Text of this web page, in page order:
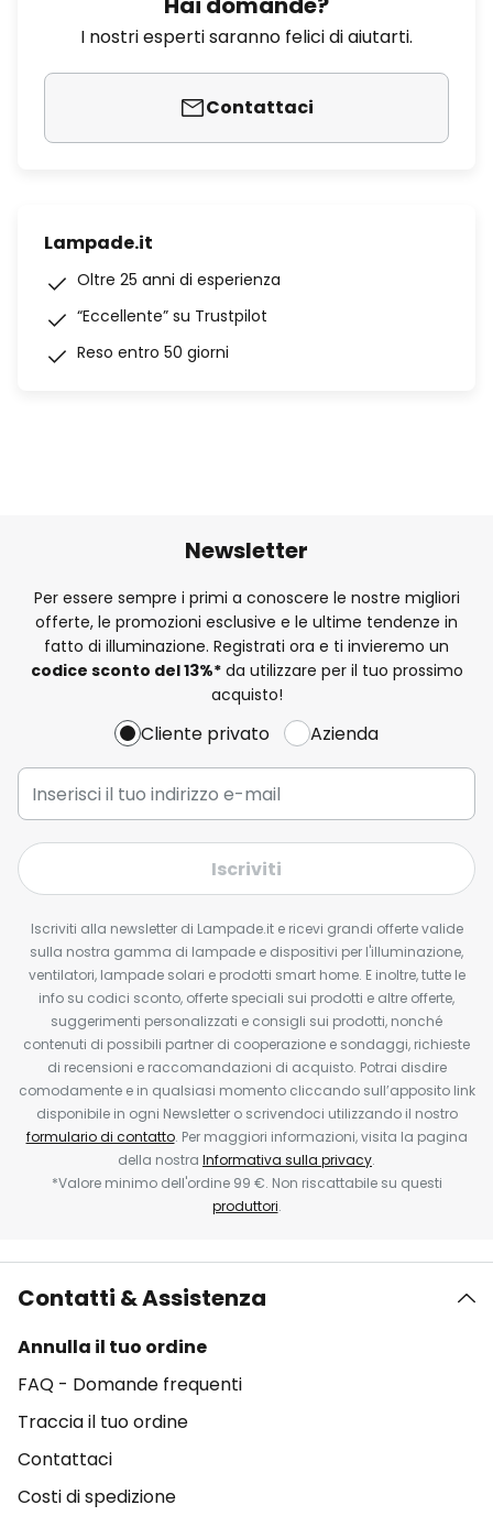
I nostri esperti saranno felici di aiutarti.
Contattaci
Lampade.it
Oltre 25 anni di esperienza
“Eccellente” su Trustpilot
Reso entro 50 giorni
Newsletter
Per essere sempre i primi a conoscere le nostre migliori
offerte, le promozioni esclusive e le ultime tendenze in
fatto di illuminazione. Registrati ora e ti invieremo un
codice sconto del13%*da utilizzare per il tuo prossimo
acquisto!
Cliente privato Azienda
Iscriviti
Iscriviti alla newsletter di Lampade.it e ricevi grandi offerte valide
sulla nostra gamma di lampade e dispositivi per l'illuminazione,
ventilatori, lampade solari e prodotti smart home. E inoltre, tutte le
info su codici sconto, offerte speciali sui prodotti e altre offerte,
suggerimenti personalizzati e consigli sui prodotti, nonché
contenuti di possibili partner di cooperazione e sondaggi, richieste
di recensioni e raccomandazioni di acquisto. Potrai disdire
comodamente e in qualsiasi momento cliccando sull’apposito link
disponibile in ogni Newsletter o scrivendoci utilizzando il nostro
formulario di contatto. Per maggiori informazioni, visita la pagina
della nostra Informativa sulla privacy.
*Valore minimo dell'ordine 99 €. Non riscattabile su questi
produttori.
Contatti & Assistenza
Annulla il tuo ordine
FAQ - Domande frequenti
Traccia il tuo ordine
Contattaci
Costi di spedizione